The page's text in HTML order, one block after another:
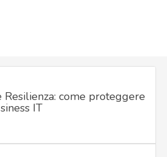
come proteggere
IT